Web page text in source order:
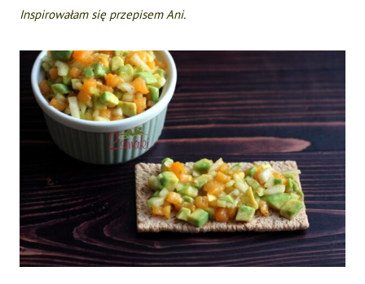
Inspirowałam się przepisem Ani.